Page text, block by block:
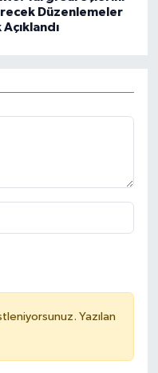
Düzenlemeler
Açıklandı
Yazılan